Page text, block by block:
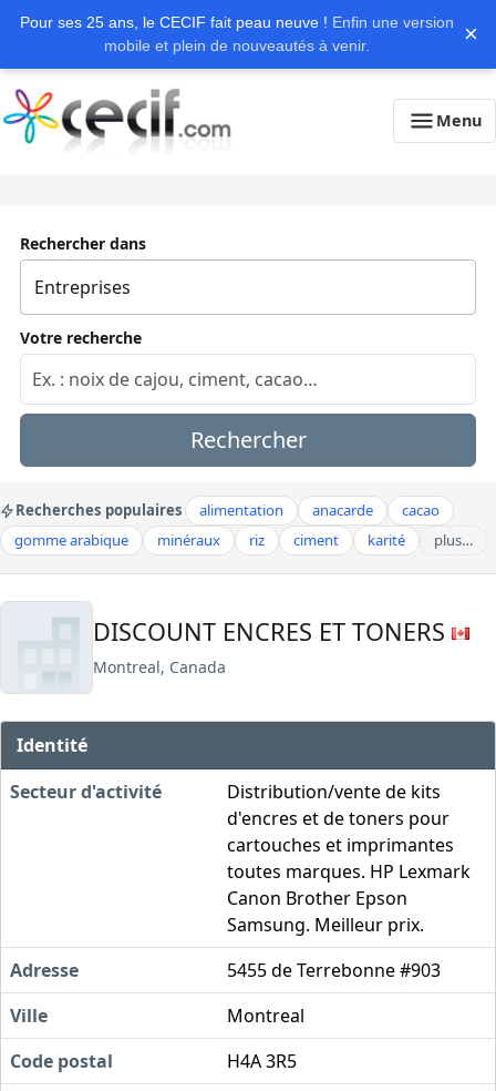
Pour ses 25 ans, le CECIF fait peau neuve ! Enfin une version
mobile et plein de nouveautés à venir.
×
Menu
Rechercher dans
Votre recherche
Rechercher
Recherches populaires alimentation anacarde
cacao
gomme arabique
minéraux riz ciment karité plus…
DISCOUNT ENCRES ET TONERS
Montreal, Canada
Identité
Secteur d'activité
Distribution/vente de kits
d'encres et de toners pour
cartouches et imprimantes
toutes marques. HP Lexmark
Canon Brother Epson
Samsung. Meilleur prix.
Adresse
5455 de Terrebonne #903
Ville
Montreal
Code postal
H4A 3R5